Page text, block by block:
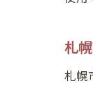
札
札幌